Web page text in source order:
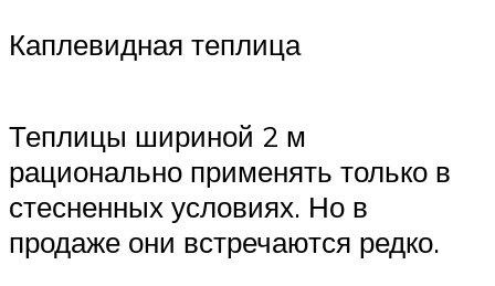
Каплевидная теплица
Теплицы шириной 2 м
рационально применять только в
стесненных условиях. Но в
продаже они встречаются редко.